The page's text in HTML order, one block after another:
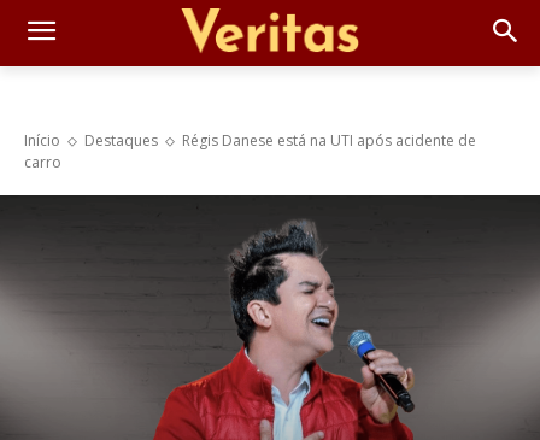
Início Destaques
Régis Danese está na UTI após acidente de
carro